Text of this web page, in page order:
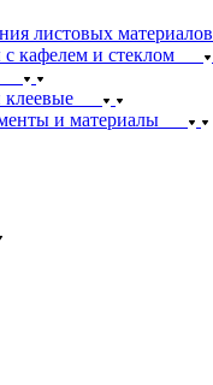
листовых материалов
кафелем и стеклом
клеевые
и материалы